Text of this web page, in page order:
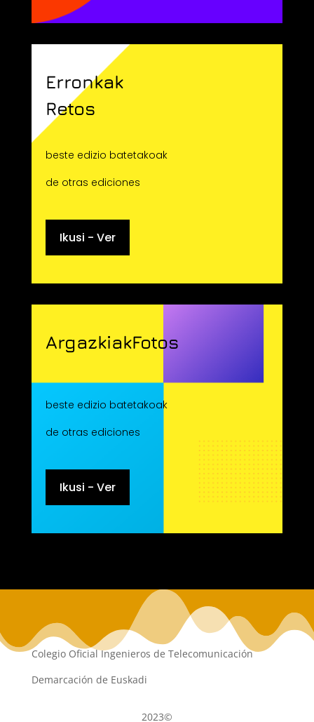
Erronkak
Retos
beste edizio batetakoak
de otras ediciones
Ikusi - Ver
ArgazkiakFotos
beste edizio batetakoak
de otras ediciones
Ikusi - Ver
Colegio Oficial Ingenieros de Telecomunicación
Demarcación de Euskadi
2023©